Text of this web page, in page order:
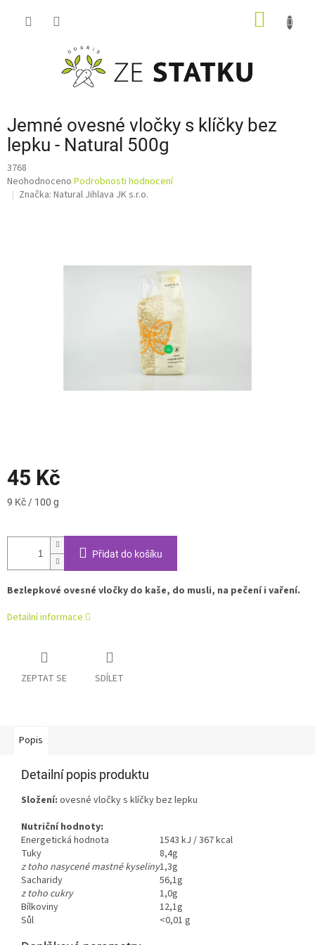
Jemné ovesné vločky s klíčky bez
lepku - Natural 500g
3768
Průměrné
hodnocení
Neohodnoceno Podrobnosti hodnocení
Značka: Natural Jihlava JK s.r.o.
45 Kč
Měrná
9 Kč / 100 g
Přidat do košíku
Bezlepkové ovesné vločky do kaše, do musli, na pečení i vaření.
Detailní informace
ZEPTAT SE SDÍLET
Popis
Detailní popis produktu
Složení: ovesné vločky s klíčky bez lepku
Nutriční hodnoty:
Energetická hodnota
1543 kJ / 367 kcal
Tuky
8,4g
z toho nasycené mastné kyseliny1,3g
Sacharidy
56,1g
z toho cukry
1,0g
Bílkoviny
12,1g
Sůl
<0,01 g